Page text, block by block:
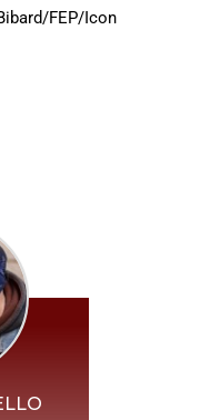
FEP/Icon